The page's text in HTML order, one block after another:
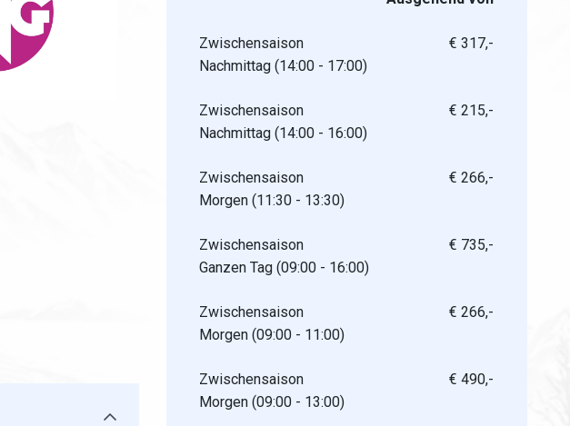
Zwischensaison
Nachmittag (14:00 - 17:00)
€ 317,-
Zwischensaison
Nachmittag (14:00 - 16:00)
€ 215,-
Zwischensaison
Morgen (11:30 - 13:30)
€ 266,-
Zwischensaison
Ganzen Tag (09:00 - 16:00)
€ 735,-
Zwischensaison
Morgen (09:00 - 11:00)
€ 266,-
Zwischensaison
Morgen (09:00 - 13:00)
€ 490,-